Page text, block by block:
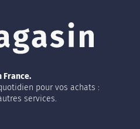
France.
pour vos achats :
services.